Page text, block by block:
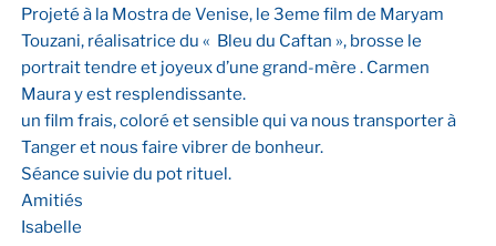
Projeté à la Mostra de Venise, le 3eme film de Maryam
Touzani, réalisatrice du « Bleu du Caftan », brosse le
portrait tendre et joyeux d’une grand-mère . Carmen
Maura y est resplendissante.
un film frais, coloré et sensible qui va nous transporter à
Tanger et nous faire vibrer de bonheur.
Séance suivie du pot rituel.
Amitiés
Isabelle